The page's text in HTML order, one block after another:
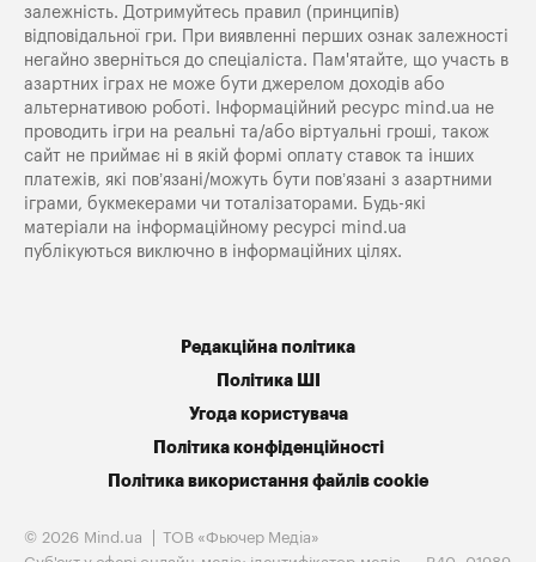
залежність. Дотримуйтесь правил (принципів)
відповідальної гри. При виявленні перших ознак залежності
негайно зверніться до спеціаліста. Пам'ятайте, що участь в
азартних іграх не може бути джерелом доходів або
альтернативою роботі. Інформаційний ресурс mind.ua не
проводить ігри на реальні та/або віртуальні гроші, також
сайт не приймає ні в якій формі оплату ставок та інших
платежів, які пов’язані/можуть бути пов’язані з азартними
іграми, букмекерами чи тоталізаторами. Будь-які
матеріали на інформаційному ресурсі mind.ua
публікуються виключно в інформаційних цілях.
Редакційна політика
Політика ШІ
Угода користувача
Політика конфіденційності
Політика використання файлів cookie
© 2026 Mind.ua
ТОВ «Фьючер Медiа»